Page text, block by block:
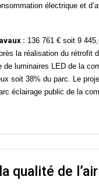
électrique et
: 136 761 € soit 9
la réalisation du rétrofit
de luminaires LED de la
soit 38% du parc. Le
éclairage public de la
qualité de l’air